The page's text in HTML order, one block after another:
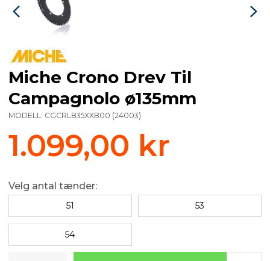
Miche Crono Drev Til
Campagnolo ø135mm
MODELL: CGCRLB35XXB00 (24003)
1.099,00 kr
Velg antal tænder:
51 53
54